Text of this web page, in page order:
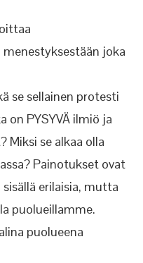
joka
se sellainen protesti
on PYSYVÄ ilmiö ja
Miksi se alkaa olla
Painotukset ovat
erilaisia, mutta
puolueillamme.
puolueena